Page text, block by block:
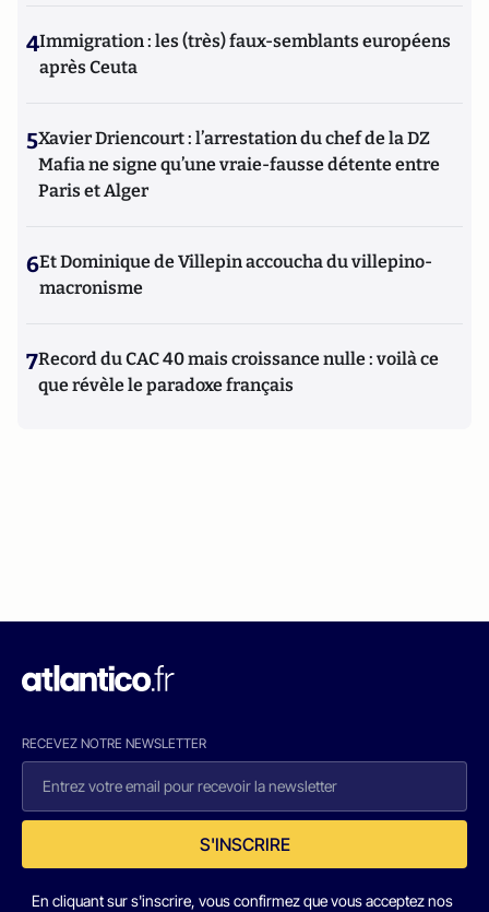
4Immigration : les (très) faux-semblants européens
après Ceuta
5Xavier Driencourt : l’arrestation du chef de la DZ
Mafia ne signe qu’une vraie-fausse détente entre
Paris et Alger
6Et Dominique de Villepin accoucha du villepino-
macronisme
7Record du CAC 40 mais croissance nulle : voilà ce
que révèle le paradoxe français
RECEVEZ NOTRE NEWSLETTER
S'INSCRIRE
En cliquant sur s'inscrire, vous confirmez que vous acceptez nos